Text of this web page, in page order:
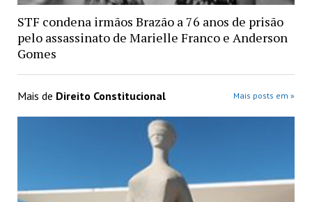
STF condena irmãos Brazão a 76 anos de prisão
pelo assassinato de Marielle Franco e Anderson
Gomes
Mais de Direito Constitucional Mais posts em »